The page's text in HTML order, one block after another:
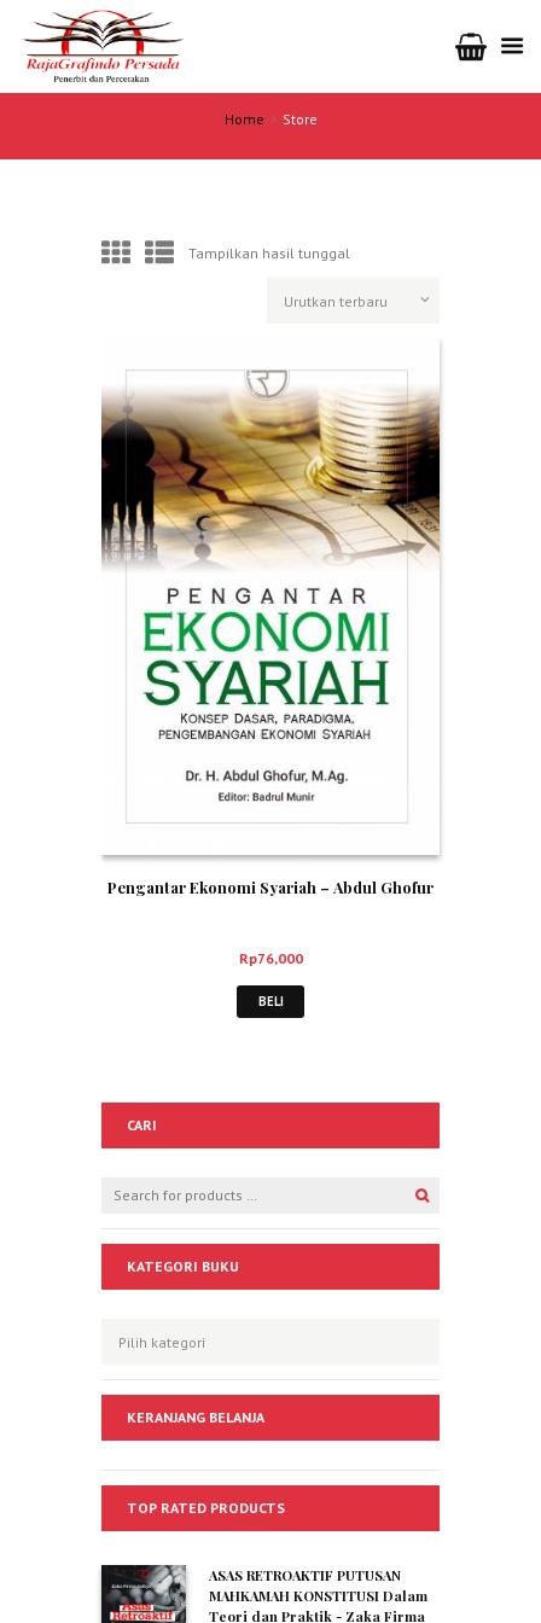
Home Store
Tampilkan hasil tunggal
Pengantar Ekonomi Syariah – Abdul Ghofur
Rp76,000
BELI
CARI
KATEGORI BUKU
KERANJANG BELANJA
TOP RATED PRODUCTS
ASAS RETROAKTIF PUTUSAN
MAHKAMAH KONSTITUSI Dalam
Teori dan Praktik - Zaka Firma